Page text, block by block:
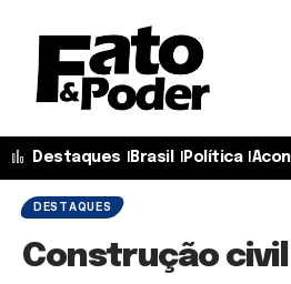
Destaques Brasil Política
DESTAQUES
Construção